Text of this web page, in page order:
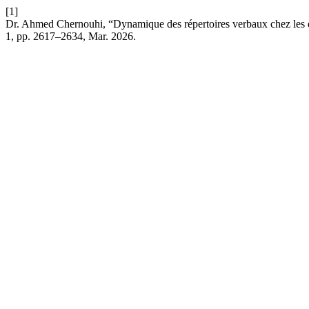
[1]
Dr. Ahmed Chernouhi, “Dynamique des répertoires verbaux chez
1, pp. 2617–2634, Mar. 2026.